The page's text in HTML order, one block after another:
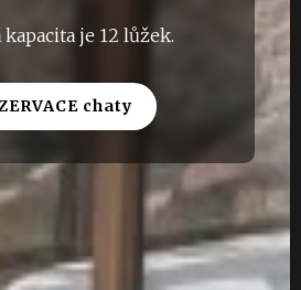
kapacita je 12 lůžek.
chaty